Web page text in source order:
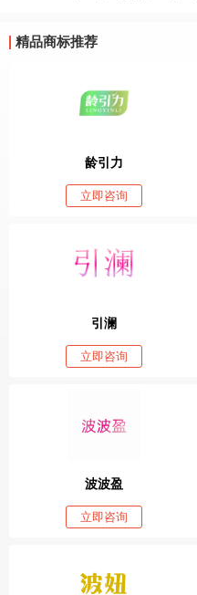
精品商标推荐
龄引力
立即咨询
引澜
立即咨询
波波盈
立即咨询